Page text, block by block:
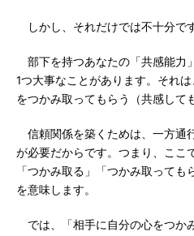
しかし、それだけでは不十分です
部下を持つあなたの「共感能力
1つ大事なことがあります。それ
をつかみ取ってもらう（共感して
信頼関係を築くためは、一方通
が必要だからです。つまり、ここ
「つかみ取る」「つかみ取って
を意味します。
では、「相手に自分の心をつか